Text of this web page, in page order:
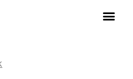
Thorsing